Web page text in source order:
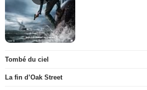
Tombé du ciel
La fin d’Oak Street